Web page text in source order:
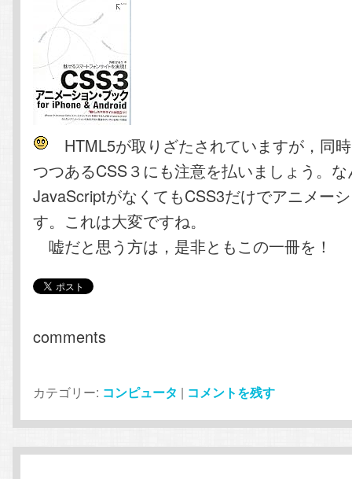
HTML5が取りざたされていますが，同
つつあるCSS３にも注意を払いましょう。
JavaScriptがなくてもCSS3だけでアニメー
す。これは大変ですね。
嘘だと思う方は，是非ともこの一冊を！
comments
カテゴリー: コンピュータ | コメントを残す